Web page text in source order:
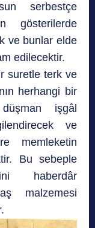
serbestçe
gösterilerde
ve bunlar elde
edilecektir.
suretle terk ve
herhangi bir
işgâl
ve
memleketin
Bu sebeple
haberdâr
malzemesi